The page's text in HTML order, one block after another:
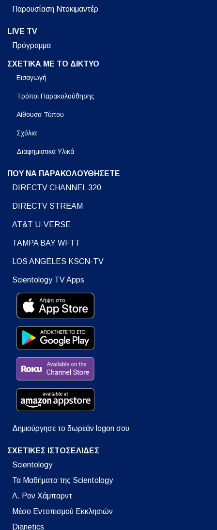
Παρουσίαση Ντοκιμαντέρ
LIVE TV
Πρόγραμμα
ΣΧΕΤΙΚΑ ΜΕ ΤΟ ΔΙΚΤΥΟ
Εισαγωγή
Τρόποι Παρακολούθησης
Αίθουσα Τύπου
Σχόλια
Διαφημιστικά Υλικά
ΠΟΥ ΝΑ ΠΑΡΑΚΟΛΟΥΘΗΣΕΤΕ
DIRECTV CHANNEL 320
DIRECTV STREAM
AT&T U-VERSE
TAMPA BAY WFTT
LOS ANGELES KSCN-TV
Scientology TV Apps
Δημιούργησε το δωρεάν logon σου
ΣΧΕΤΙΚΕΣ ΙΣΤΟΣΕΛΙΔΕΣ
Scientology
Τα Μαθήματα της Scientology
Λ. Ρον Χάμπαρντ
Μέσο Εντοπισμού Εκκλησιών
Dianetics